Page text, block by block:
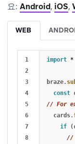
요: Android, iOS,
WEB
1
2
3
4
5
6
7
8
import *
braze.
const
// For
cards.
if
(
//